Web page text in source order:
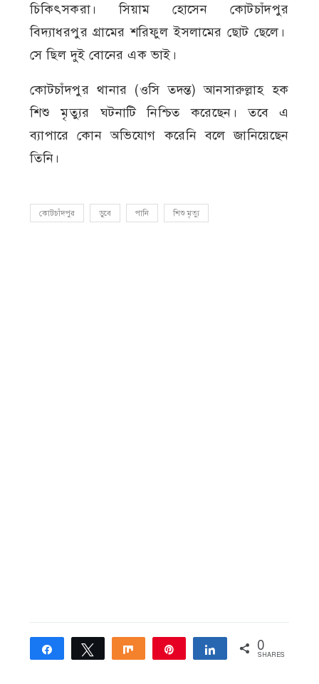
চিকিৎসকরা। সিয়াম হোসেন কোটচাঁদপুর
বিদ্যাধরপুর গ্রামের শরিফুল ইসলামের ছোট ছেলে।
সে ছিল দুই বোনের এক ভাই।
কোটচাঁদপুর থানার (ওসি তদন্ত) আনসারুল্লাহ হক
শিশু মৃত্যুর ঘটনাটি নিশ্চিত করেছেন। তবে এ
ব্যাপারে কোন অভিযোগ করেনি বলে জানিয়েছেন
তিনি।
কোটচাঁদপুর ডুবে পানি শিশু মৃত্যু
Share Tweet Share Share 0
SHARES